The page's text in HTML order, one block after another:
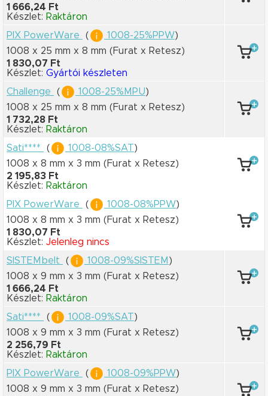
1 666,24 Ft
Készlet: Raktáron
PIX PowerWare
( 1008-25%PPW)
1008 x 25 mm x 8 mm (Furat x Retesz)
1 830,07 Ft
Készlet: Gyártói készleten
Challenge
( 1008-25%MPU)
1008 x 25 mm x 8 mm (Furat x Retesz)
1 732,28 Ft
Készlet: Raktáron
Sati****
( 1008-08%SAT)
1008 x 8 mm x 3 mm (Furat x Retesz)
2 195,83 Ft
Készlet: Raktáron
PIX PowerWare
( 1008-08%PPW)
1008 x 8 mm x 3 mm (Furat x Retesz)
1 830,07 Ft
Készlet: Jelenleg nincs
SISTEMbelt
( 1008-09%SISTEM )
1008 x 9 mm x 3 mm (Furat x Retesz)
1 666,24 Ft
Készlet: Raktáron
Sati****
( 1008-09%SAT)
1008 x 9 mm x 3 mm (Furat x Retesz)
2 256,79 Ft
Készlet: Raktáron
PIX PowerWare
( 1008-09%PPW)
1008 x 9 mm x 3 mm (Furat x Retesz)